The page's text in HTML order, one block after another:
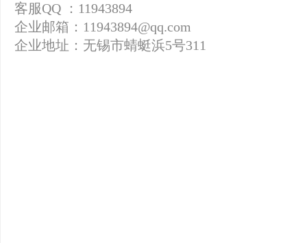
客服QQ ：11943894
企业邮箱：11943894@qq.com
企业地址：无锡市蜻蜓浜5号311